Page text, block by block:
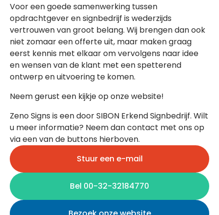
Voor een goede samenwerking tussen
opdrachtgever en signbedrijf is wederzijds
vertrouwen van groot belang. Wij brengen dan ook
niet zomaar een offerte uit, maar maken graag
eerst kennis met elkaar om vervolgens naar idee
en wensen van de klant met een spetterend
ontwerp en uitvoering te komen.
Neem gerust een kijkje op onze website!
Zeno Signs is een door SIBON Erkend Signbedrijf. Wilt
u meer informatie? Neem dan contact met ons op
via een van de buttons hierboven.
Stuur een e-mail
Bel 00-32-32184770